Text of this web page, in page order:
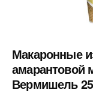
Макаронные
амарантовой
Вермишель